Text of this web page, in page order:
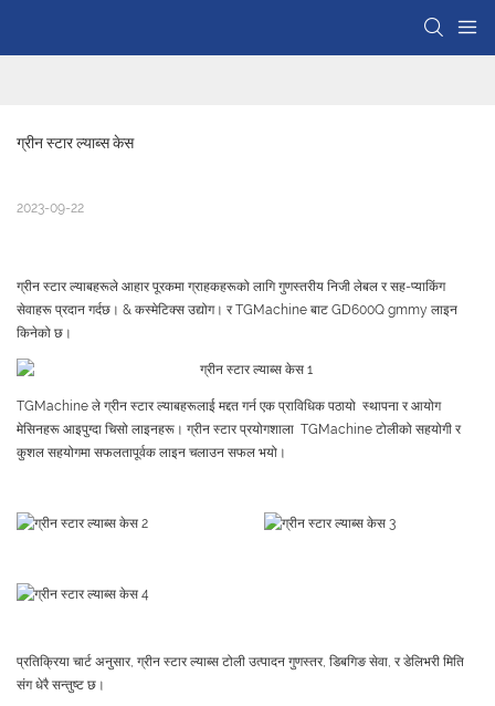
ग्रीन स्टार ल्याब्स केस
2023-09-22
ग्रीन स्टार ल्याबहरूले आहार पूरकमा ग्राहकहरूको लागि गुणस्तरीय निजी लेबल र सह-प्याकिंग
सेवाहरू प्रदान गर्दछ। & कस्मेटिक्स उद्योग। र TGMachine बाट GD600Q gmmy लाइन
किनेको छ।
TGMachine ले ग्रीन स्टार ल्याबहरूलाई मद्दत गर्न एक प्राविधिक पठायो स्थापना र आयोग
मेसिनहरू आइपुग्दा चिसो लाइनहरू। ग्रीन स्टार प्रयोगशाला TGMachine टोलीको सहयोगी र
कुशल सहयोगमा सफलतापूर्वक लाइन चलाउन सफल भयो।
प्रतिक्रिया चार्ट अनुसार, ग्रीन स्टार ल्याब्स टोली उत्पादन गुणस्तर, डिबगिङ सेवा, र डेलिभरी मिति
संग धेरै सन्तुष्ट छ।